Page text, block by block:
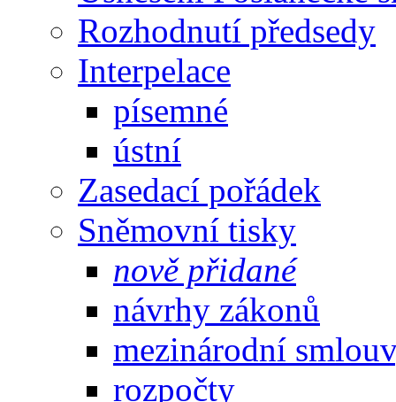
Rozhodnutí předsedy
Interpelace
písemné
ústní
Zasedací pořádek
Sněmovní tisky
nově přidané
návrhy zákonů
mezinárodní
rozpočty